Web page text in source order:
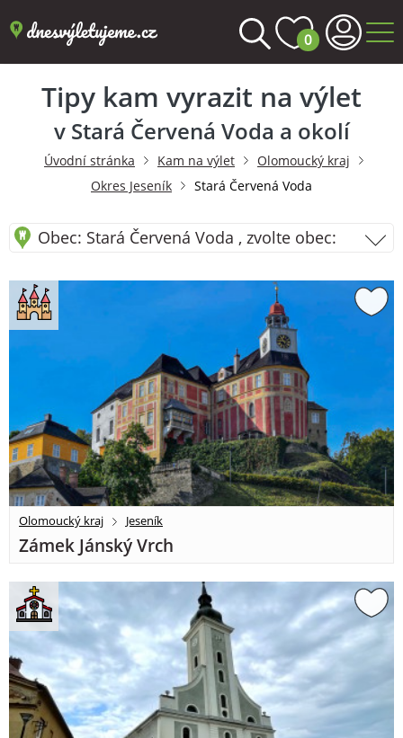
0
Tipy kam vyrazit na výlet
v Stará Červená Voda a okolí
Úvodní stránka Kam na výlet
Olomoucký kraj
Okres Jeseník
Stará Červená Voda
Obec: Stará Červená Voda , zvolte obec:
Olomoucký kraj Jeseník
Zámek Jánský Vrch